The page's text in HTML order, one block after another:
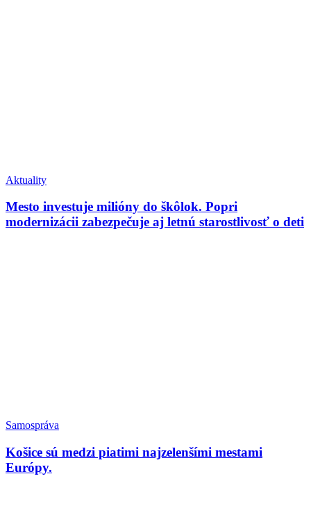
Aktuality
Mesto investuje milióny do škôlok. Popri
modernizácii zabezpečuje aj letnú starostlivosť o deti
Samospráva
Košice sú medzi piatimi najzelenšími mestami
Európy.